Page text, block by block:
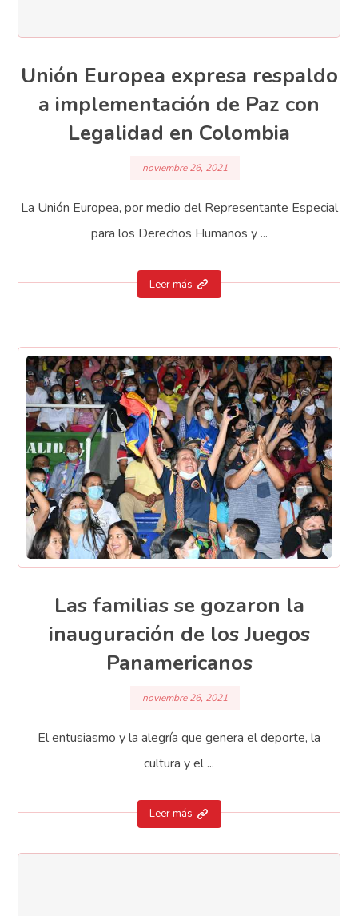
Unión Europea expresa respaldo
a implementación de Paz con
Legalidad en Colombia
noviembre 26, 2021
La Unión Europea, por medio del Representante Especial
para los Derechos Humanos y ...
Leer más
Las familias se gozaron la
inauguración de los Juegos
Panamericanos
noviembre 26, 2021
El entusiasmo y la alegría que genera el deporte, la
cultura y el ...
Leer más